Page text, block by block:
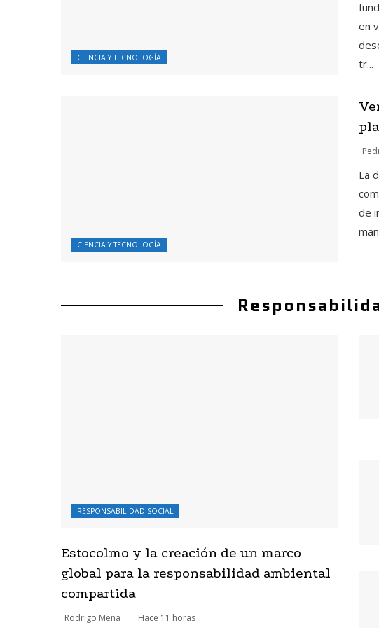
CIENCIA Y TECNOLOGÍA
en
tr...
CIENCIA Y TECNOLOGÍA
La
de
RESPONSABILIDAD SOCIAL
Estocolmo y la creación de un marco
global para la responsabilidad ambiental
compartida
Rodrigo Mena Hace 11 horas